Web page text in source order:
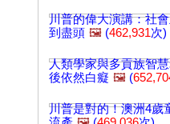
川普的偉大演講：社
到盡頭 🖼️ (462,931次)
人類學家與多貢族智
後依然白癡 🖼️ (
川普是對的！澳洲4歲